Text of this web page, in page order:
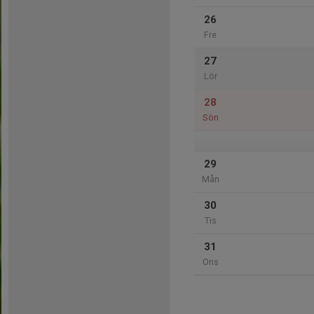
26
Fre
27
Lör
28
Sön
29
Mån
30
Tis
31
Ons